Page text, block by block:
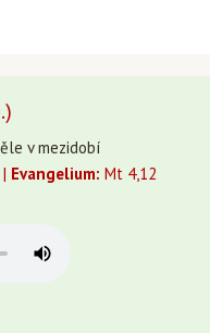
v mezidobí
Evangelium: Mt 4,12